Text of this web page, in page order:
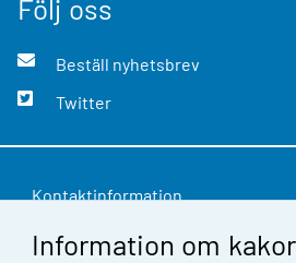
Information om
Följ oss
Beställ nyhetsbrev
Twitter
Kontaktinformation
Respons